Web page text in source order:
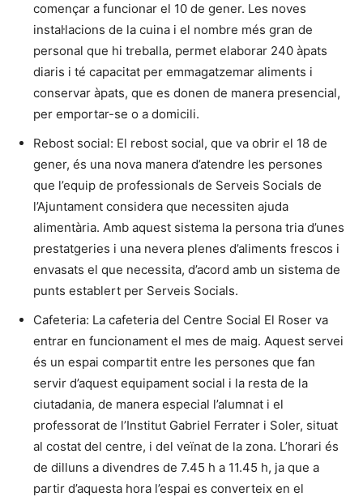
començar a funcionar el 10 de gener. Les noves
instal·lacions de la cuina i el nombre més gran de
personal que hi treballa, permet elaborar 240 àpats
diaris i té capacitat per emmagatzemar aliments i
conservar àpats, que es donen de manera presencial,
per emportar-se o a domicili.
Rebost social: El rebost social, que va obrir el 18 de
gener, és una nova manera d’atendre les persones
que l’equip de professionals de Serveis Socials de
l’Ajuntament considera que necessiten ajuda
alimentària. Amb aquest sistema la persona tria d’unes
prestatgeries i una nevera plenes d’aliments frescos i
envasats el que necessita, d’acord amb un sistema de
punts establert per Serveis Socials.
Cafeteria: La cafeteria del Centre Social El Roser va
entrar en funcionament el mes de maig. Aquest servei
és un espai compartit entre les persones que fan
servir d’aquest equipament social i la resta de la
ciutadania, de manera especial l’alumnat i el
professorat de l’Institut Gabriel Ferrater i Soler, situat
al costat del centre, i del veïnat de la zona. L’horari és
de dilluns a divendres de 7.45 h a 11.45 h, ja que a
partir d’aquesta hora l’espai es converteix en el